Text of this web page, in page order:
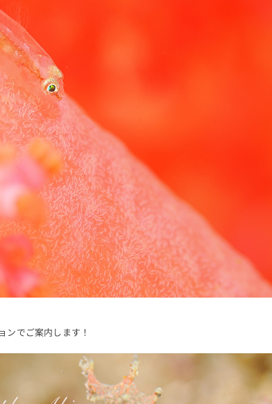
ンでご案内します！